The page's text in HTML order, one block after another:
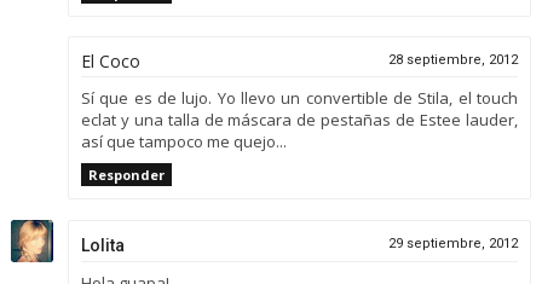
El Coco 28 septiembre, 2012
Sí que es de lujo. Yo llevo un convertible de Stila, el touch
eclat y una talla de máscara de pestañas de Estee lauder,
así que tampoco me quejo...
Responder
Lolita 29 septiembre, 2012